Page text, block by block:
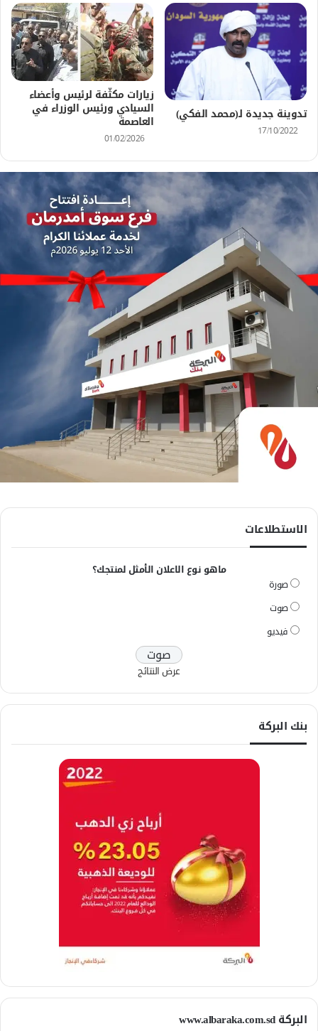
تدوينة جديدة لـ(محمد الفكي)
17/10/2022
زيارات مكثّفة لرئيس وأعضاء
السيادي ورئيس الوزراء في
العاصمة
01/02/2026
الاستطلاعات
ماهو نوع الاعلان الأمثل لمنتجك؟
صورة
صوت
فيديو
عرض النتائج
بنك البركة
البركة www.albaraka.com.sd